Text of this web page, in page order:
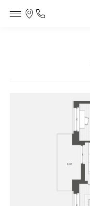
Контакты
Телефон